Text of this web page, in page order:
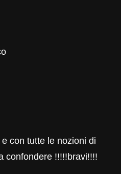
con tutte le nozioni di
confondere !!!!!bravi!!!!